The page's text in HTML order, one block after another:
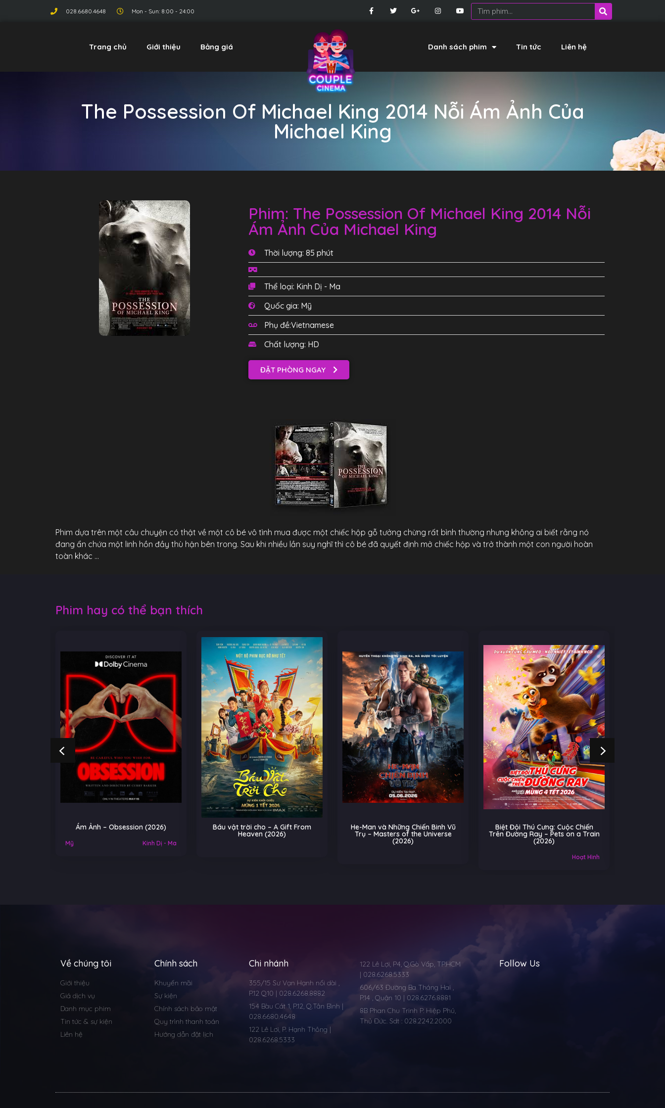
028.6680.4648 Mon - Sun: 8:00 - 24:00
Trang chủ Giới thiệu Bảng giá Danh sách phim Tin tức Liên hệ
The Possession Of Michael King 2014 Nỗi Ám Ảnh Của
Michael King
Phim: The Possession Of Michael King 2014 Nỗi
Ám Ảnh Của Michael King
Thời lượng: 85 phút
Thể loại: Kinh Dị - Ma
Quốc gia: Mỹ
Phụ đề:Vietnamese
Chất lượng: HD
ĐẶT PHÒNG NGAY
Phim dựa trên một câu chuyện có thật về một cô bé vô tình mua được một chiếc hộp gỗ tưởng chừng rất bình thường nhưng không ai biết rằng nó
đang ẩn chứa một linh hồn đầy thù hận bên trong. Sau khi nhiều lần suy nghĩ thì cô bé đã quyết định mở chiếc hộp và trở thành một con người hoàn
toàn khác …
Phim hay có thể bạn thích
Ám Ảnh – Obsession (2026)
Mỹ Kinh Dị - Ma
Báu vật trời cho – A Gift From
Heaven (2026)
He-Man và Những Chiến Binh Vũ
Trụ – Masters of the Universe
(2026)
Biệt Đội Thú Cưng: Cuộc Chiến
Trên Đường Ray – Pets on a Train
(2026)
Hoạt Hình
Về chúng tôi
Giới thiệu
Giá dịch vụ
Danh mục phim
Tin tức & sự kiện
Liên hệ
Chính sách
Khuyến mãi
Sự kiện
Chính sách bảo mật
Quy trình thanh toán
Hướng dẫn đặt lịch
Chi nhánh
355/15 Sư Vạn Hạnh nối dài ,
P.12 Q10 | 028.6268.8882
154 Bàu Cát 1, P.12, Q.Tân Bình |
028.6680.4648
122 Lê Lơi, P. Hạnh Thông |
028.6268.5333
122 Lê Lợi, P4, Q.Gò Vấp, TP.HCM
| 028.6268.5333
606/63 Đường Ba Tháng Hai ,
P.14 , Quận 10 | 028.6276.8881
8B Phan Chu Trinh P. Hiệp Phú,
Thủ Đức. Sdt : 028.2242.2000
Follow Us